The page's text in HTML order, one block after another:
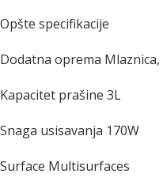
Opšte specifikacije
Dodatna oprema
Kapacitet prašine 3L
Snaga usisavanja 170W
Surface Multisurfaces